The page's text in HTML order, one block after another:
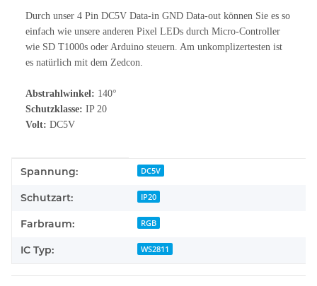
Durch unser 4 Pin DC5V Data-in GND Data-out können Sie es so
einfach wie unsere anderen Pixel LEDs durch Micro-Controller
wie SD T1000s oder Arduino steuern. Am unkomplizertesten ist
es natürlich mit dem Zedcon.
Abstrahlwinkel: 140°
Schutzklasse: IP 20
Volt: DC5V
Produkteigenschaft
Wert
Spannung: DC5V
Schutzart: IP20
Farbraum: RGB
IC Typ: WS2811